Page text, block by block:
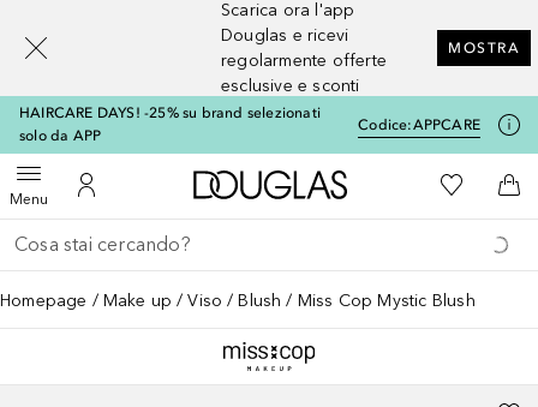
Scarica ora l'app
Douglas e ricevi
regolarmente offerte
esclusive e sconti
MOSTRA
HAIRCARE DAYS! -25% su brand selezionati
solo da APP
Codice:APPCARE
MenuApri menuAl Mio Account
A Douglas HomeAlla Mia
Al
Torna indietro
Esegui ricerca
Homepage Make up Viso Blush Miss Cop Mystic Blush
[navigation.slideout.screenreader]